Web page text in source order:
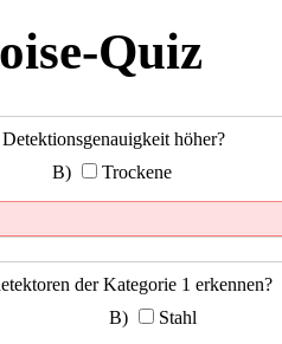
Quiz
höher?
Trockene
der Kategorie 1 erkennen?
Stahl